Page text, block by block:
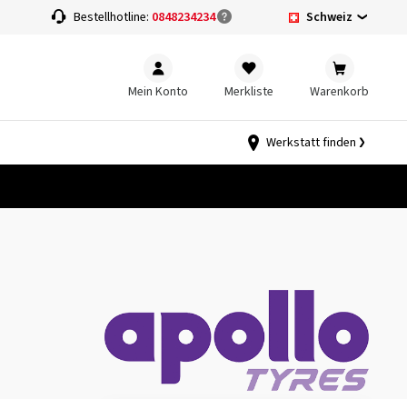
Bestellhotline: 0848234234 Schweiz
Mein Konto Merkliste Warenkorb
Werkstatt finden